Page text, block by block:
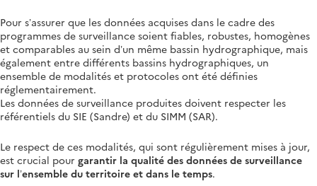
Pour s’assurer que les données acquises dans le cadre des
programmes de surveillance soient fiables, robustes, homogènes
et comparables au sein d’un même bassin hydrographique, mais
également entre différents bassins hydrographiques, un
ensemble de modalités et protocoles ont été définies
réglementairement.
Les données de surveillance produites doivent respecter les
référentiels du SIE (Sandre) et du SIMM (SAR).
Le respect de ces modalités, qui sont régulièrement mises à jour,
est crucial pour garantir la qualité des données de surveillance
sur l’ensemble du territoire et dans le temps.